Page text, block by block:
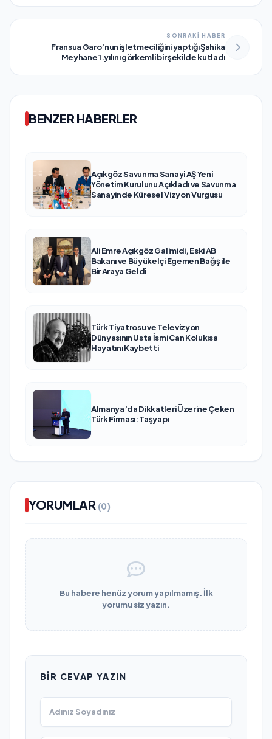
SONRAKİ HABER
Fransua Garo’nun işletmeciliğini yaptığı Şahika
Meyhane 1.yılını görkemli bir şekilde kutladı
BENZER HABERLER
Açıkgöz Savunma Sanayi AŞ Yeni
Yönetim Kurulunu Açıkladı ve Savunma
Sanayinde Küresel Vizyon Vurgusu
Ali Emre Açıkgöz Galimidi, Eski AB
Bakanı ve Büyükelçi Egemen Bağış ile
Bir Araya Geldi
Türk Tiyatrosu ve Televizyon
Dünyasının Usta İsmi Can Kolukısa
Hayatını Kaybetti
Almanya’da Dikkatleri Üzerine Çeken
Türk Firması: Taşyapı
YORUMLAR (0)
Bu habere henüz yorum yapılmamış. İlk
yorumu siz yazın.
BIR CEVAP YAZIN